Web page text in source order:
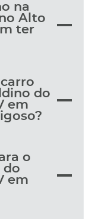
na
Alto
ter
do
em
o
do
em